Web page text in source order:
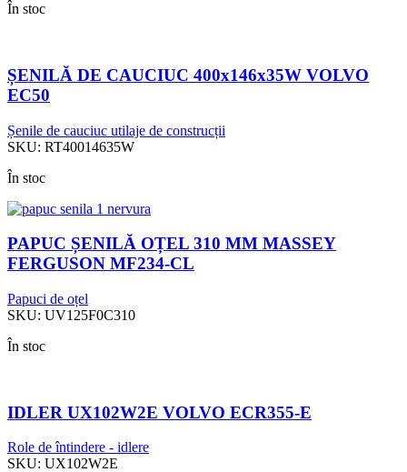
În stoc
ȘENILĂ DE CAUCIUC 400x146x35W VOLVO
EC50
Șenile de cauciuc utilaje de construcții
SKU: RT40014635W
În stoc
PAPUC ȘENILĂ OȚEL 310 MM MASSEY
FERGUSON MF234-CL
Papuci de oțel
SKU: UV125F0C310
În stoc
IDLER UX102W2E VOLVO ECR355-E
Role de întindere - idlere
SKU: UX102W2E